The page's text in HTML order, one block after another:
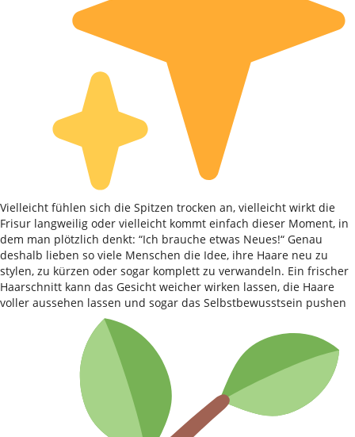
Vielleicht fühlen sich die Spitzen trocken an, vielleicht wirkt die
Frisur langweilig oder vielleicht kommt einfach dieser Moment, in
dem man plötzlich denkt: “Ich brauche etwas Neues!“ Genau
deshalb lieben so viele Menschen die Idee, ihre Haare neu zu
stylen, zu kürzen oder sogar komplett zu verwandeln. Ein frischer
Haarschnitt kann das Gesicht weicher wirken lassen, die Haare
voller aussehen lassen und sogar das Selbstbewusstsein pushen